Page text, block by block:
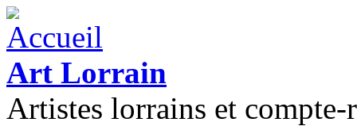
Aller au contenu principal
Art Lorrain
Artistes lorrains et compte-